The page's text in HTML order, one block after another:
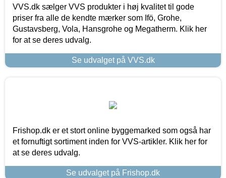
VVS.dk sælger VVS produkter i høj kvalitet til gode
priser fra alle de kendte mærker som Ifö, Grohe,
Gustavsberg, Vola, Hansgrohe og Megatherm. Klik her
for at se deres udvalg.
Se udvalget på VVS.dk
Frishop.dk er et stort online byggemarked som også har
et fornuftigt sortiment inden for VVS-artikler. Klik her for
at se deres udvalg.
Se udvalget på Frishop.dk